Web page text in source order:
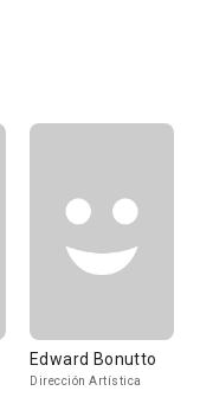
Edward Bonutto
Dirección Artística